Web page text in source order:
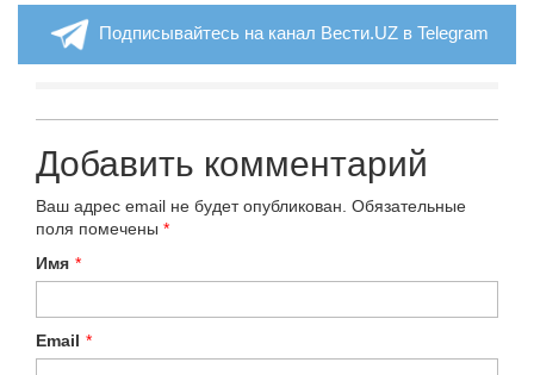
Подписывайтесь на канал Вести.UZ в Telegram
Добавить комментарий
Ваш адрес email не будет опубликован. Обязательные
поля помечены *
Имя *
Email *